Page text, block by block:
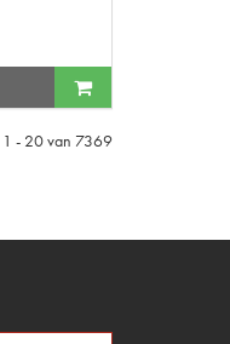
1 - 20van 7369